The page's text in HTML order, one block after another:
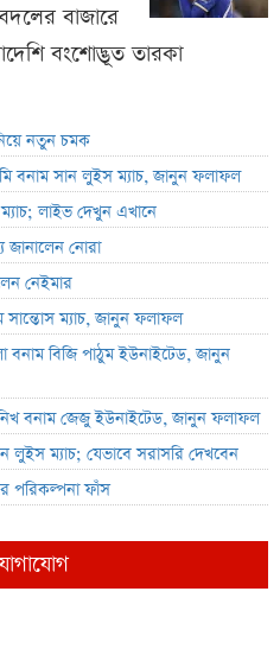
বাজারে
বংশোদ্ভূত তারকা
নতুন চমক
বনাম সান লুইস ম্যাচ, জানুন ফলাফল
লাইভ দেখুন এখানে
জানালেন নোরা
নেইমার
সান্তোস ম্যাচ, জানুন ফলাফল
বনাম বিজি পাঠুম ইউনাইটেড, জানুন
বনাম জেজু ইউনাইটেড, জানুন ফলাফল
লুইস ম্যাচ; যেভাবে সরাসরি দেখবেন
পরিকল্পনা ফাঁস